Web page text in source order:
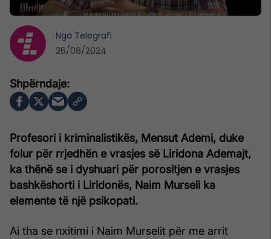
Profesori i kriminalistikës, Mensut Ademi, duke
folur për rrjedhën e vrasjes së Liridona Ademajt,
ka thënë se i dyshuari për porositjen e vrasjes
bashkëshorti i Liridonës, Naim Murseli ka
elemente të një psikopati.
Ai tha se nxitimi i Naim Murselit për me arrit
Nga Telegrafi
26/08/2024